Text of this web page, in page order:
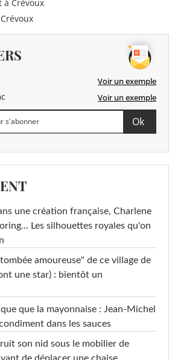
à Crévoux
Voir un exemple
Voir un exemple
une création française, Charlene
Les silhouettes royales qu'on
amoureuse" de ce village de
une star) : bientôt un
que la mayonnaise : Jean-Michel
dans les sauces
son nid sous le mobilier de
de déplacer une chaise